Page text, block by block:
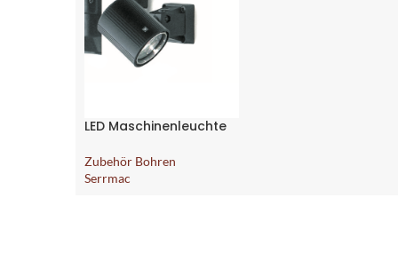
LED Maschinenleuchte
Zubehör Bohren
Serrmac